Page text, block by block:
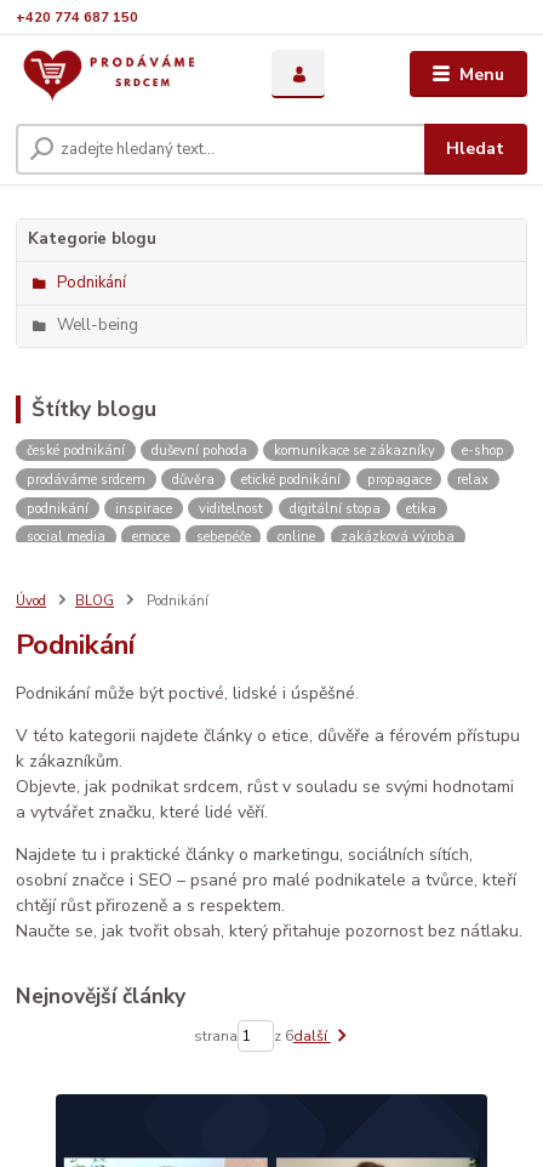
Menu
Hledat
+420 774 687 150
Kategorie blogu
Podnikání
Well-being
Štítky blogu
české podnikání duševní pohoda komunikace se zákazníky
e-shop
prodáváme srdcem
důvěra etické podnikání propagace
relax
podnikání
inspirace viditelnost digitální stopa
etika
social media
emoce sebepéče online
zakázková výroba
prodej
vánoce rodina
děti
sítě brand
facebook
systém socialmedia reklama
Úvod BLOG Podnikání
Podnikání
Podnikání může být poctivé, lidské i úspěšné.
V této kategorii najdete články o etice, důvěře a férovém přístupu
k zákazníkům.
Objevte, jak podnikat srdcem, růst v souladu se svými hodnotami
a vytvářet značku, které lidé věří.
Najdete tu i praktické články o marketingu, sociálních sítích,
osobní značce i SEO – psané pro malé podnikatele a tvůrce, kteří
chtějí růst přirozeně a s respektem.
Naučte se, jak tvořit obsah, který přitahuje pozornost bez nátlaku.
Nejnovější články
strana z 6další